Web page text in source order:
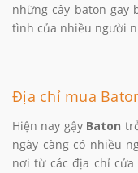
những cây baton gay
tình của nhiều người
Địa chỉ mua
Hiện nay gậy Baton
ngày càng có nhiều
nơi từ các địa chỉ